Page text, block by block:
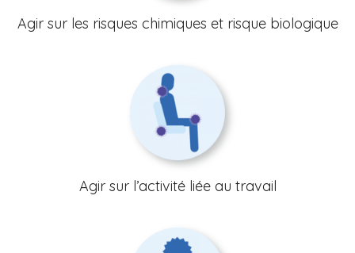
Agir sur les risques chimiques et risque biologique
Agir sur l’activité liée au travail